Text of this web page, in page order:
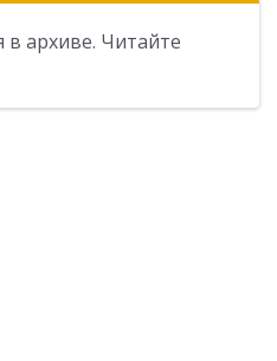
в архиве. Читайте